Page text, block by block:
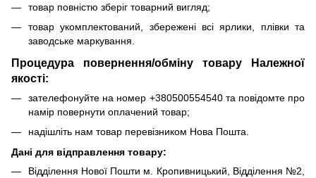
товар повністю зберіг товарний вигляд;
товар укомплектований, збережені всі ярлики, плівки та
заводське маркування.
Процедура повернення/обміну товару Належної
якості:
зателефонуйте на номер +380500554540 та повідомте про
намір повернути оплачений товар;
надішліть нам товар перевізником Нова Пошта.
Дані для відправлення товару:
Відділення Нової Пошти м. Кропивницький, Відділення №2,